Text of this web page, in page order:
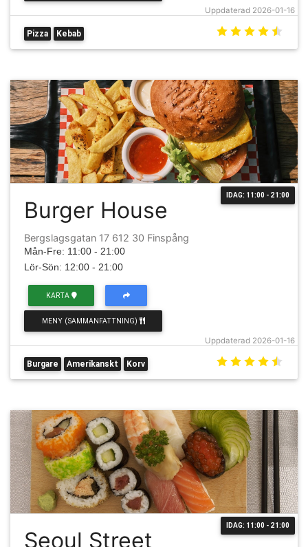
Uppdaterad 2026-01-16
Pizza Kebab
IDAG: 11:00 - 21:00
Burger House
Bergslagsgatan 17 612 30 Finspång
Mån-Fre: 11:00 - 21:00
Lör-Sön: 12:00 - 21:00
Uppdaterad 2026-01-16
KARTA
MENY (SAMMANFATTNING)
Burgare Amerikanskt Korv
IDAG: 11:00 - 21:00
Seoul Street